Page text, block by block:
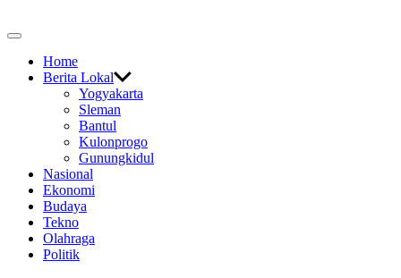
to
Off
CanvasHome
Berita Lokal
Yogyakarta
Sleman
Bantul
Kulonprogo
Gunungkidul
Nasional
Ekonomi
Budaya
Tekno
Olahraga
Politik